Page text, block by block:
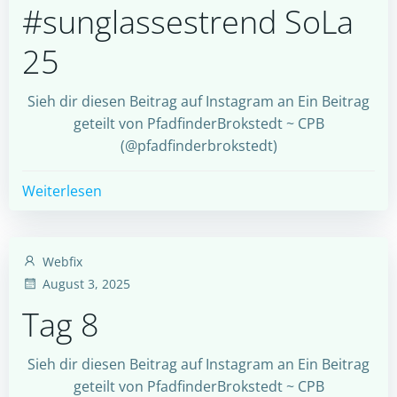
#sunglassestrend SoLa
25
Sieh dir diesen Beitrag auf Instagram an Ein Beitrag
geteilt von PfadfinderBrokstedt ~ CPB
(@pfadfinderbrokstedt)
Weiterlesen
Webfix
August 3, 2025
Tag 8
Sieh dir diesen Beitrag auf Instagram an Ein Beitrag
geteilt von PfadfinderBrokstedt ~ CPB